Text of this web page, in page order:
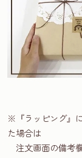
※『ラッピング』
た場合は
注文画面の備考